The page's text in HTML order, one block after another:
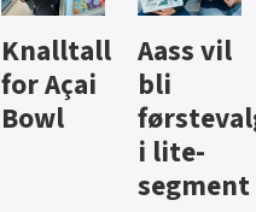
Brus og
jus fra
Berentsen
Hard
iste fra
Hansa